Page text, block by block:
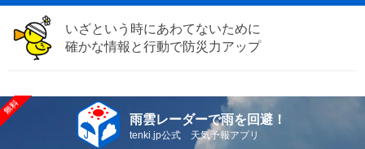
いざという時にあわてないために
確かな情報と行動で防災力アップ
雨雲レーダーで雨を回避！
tenki.jp公式 天気予報アプリ